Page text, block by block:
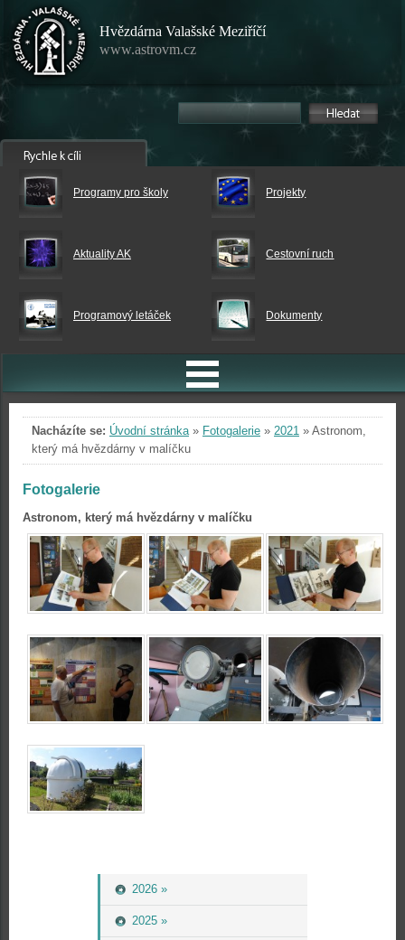
Hvězdárna Valašské Meziříčí
www.astrovm.cz
Programy pro školy Projekty
Aktuality AK Cestovní ruch
Programový letáček Dokumenty
2026 »
2025 »
Nacházíte se: Úvodní stránka» Fotogalerie » 2021 » Astronom,
který má hvězdárny v malíčku
Fotogalerie
Astronom, který má hvězdárny v malíčku